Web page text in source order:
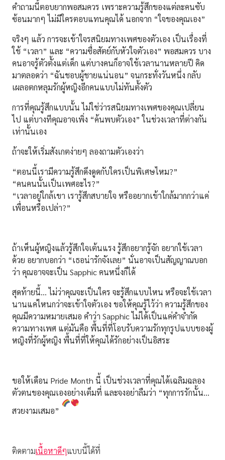
คำถามนี้ตอบยากพอสมควร เพราะความรู้สึกของแต่ละคนซับ
ซ้อนมากๆ ไม่มีใครตอบแทนคุณได้ นอกจาก “ใจของคุณเอง”
จริงๆ แล้ว การจะเข้าใจรสนิยมทางเพศของตัวเอง เป็นเรื่องที่
ใช้ “เวลา” และ “ความซื่อสัตย์กับหัวใจตัวเอง” พอสมควร บาง
คนอาจรู้ตัวตั้งแต่เด็ก แต่บางคนก็อาจใช้เวลานานหลายปี คิด
มาตลอดว่า “ฉันชอบผู้ชายแน่นอน” จนกระทั่งวันหนึ่ง กลับ
เผลอตกหลุมรักผู้หญิงอีกคนแบบไม่ทันตั้งตัว
การที่คุณรู้สึกแบบนั้น ไม่ใช่ว่ารสนิยมทางเพศของคุณเปลี่ยน
ไป แต่บางทีคุณอาจเพิ่ง “ค้นพบตัวเอง” ในช่วงเวลาที่ต่างกัน
เท่านั้นเอง
ถ้าจะให้เริ่มสังเกตง่ายๆ ลองถามตัวเองว่า
“ตอนนี้เรามีความรู้สึกดึงดูดกับใครเป็นพิเศษไหม?”
“คนคนนั้นเป็นเพศอะไร?”
“เวลาอยู่ใกล้เขา เรารู้สึกสบายใจ หรืออยากเข้าใกล้มากกว่าแค่
เพื่อนหรือเปล่า?”
ถ้าเห็นผู้หญิงแล้วรู้สึกใจเต้นแรง รู้สึกอยากรู้จัก อยากใช้เวลา
ด้วย อยากบอกว่า “เธอน่ารักจังเลย” นั่นอาจเป็นสัญญาณบอก
ว่า คุณอาจจะเป็น Sapphic คนหนึ่งก็ได้
สุดท้ายนี้… ไม่ว่าคุณจะเป็นใคร จะรู้สึกแบบไหน หรือจะใช้เวลา
นานแค่ไหนกว่าจะเข้าใจตัวเอง ขอให้คุณรู้ไว้ว่า ความรู้สึกของ
คุณมีความหมายเสมอ คำว่า Sapphic ไม่ได้เป็นแค่คำจำกัด
ความทางเพศ แต่มันคือ พื้นที่ที่โอบรับความรักทุกรูปแบบของผู้
หญิงที่รักผู้หญิง พื้นที่ที่ให้คุณได้รักอย่างเป็นอิสระ
ขอให้เดือน Pride Month นี้ เป็นช่วงเวลาที่คุณได้เฉลิมฉลอง
ตัวตนของคุณเองอย่างเต็มที่ และจงอย่าลืมว่า “ทุกการรักนั้น…
สวยงามเสมอ”
ติดตามเนื้อหาดีๆแบบนี้ได้ที่